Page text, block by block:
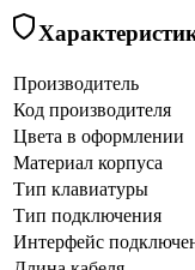
Производитель
Код производителя
Цвета в оформлении
Материал корпуса
Тип клавиатуры
Тип подключения
Интерфейс